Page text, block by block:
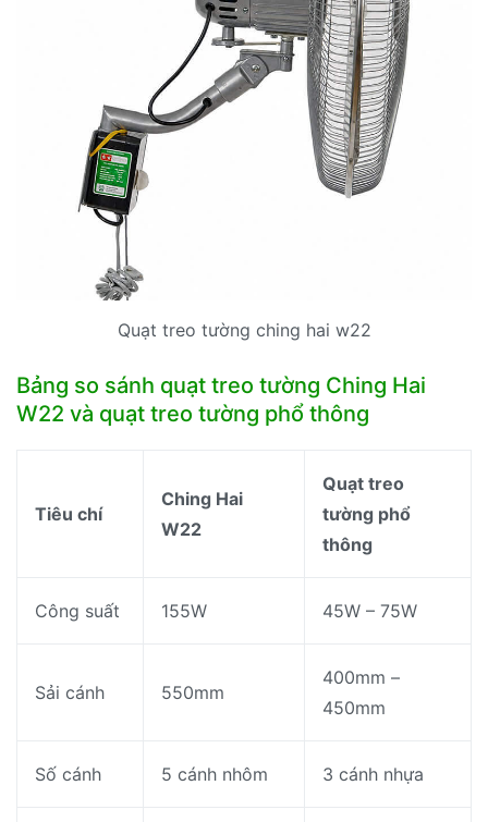
Quạt treo tường ching hai w22
Bảng so sánh quạt treo tường Ching Hai
W22 và quạt treo tường phổ thông
Tiêu chí
Ching Hai
W22
Quạt treo
tường phổ
thông
Công suất 155W 45W – 75W
Sải cánh 550mm
400mm –
450mm
Số cánh 5 cánh nhôm 3 cánh nhựa